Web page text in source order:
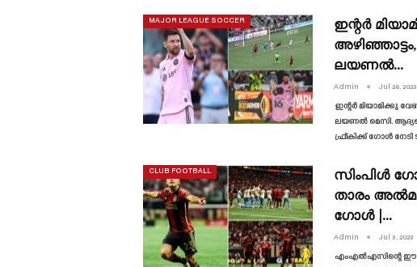
MAJOR LEAGUE SOCCER
ഇന്റർ
ലയണൽ…
Admin Jul 26, 2023
ഇന്റർ മിയാമിക്കു
ലയണൽ മെസി.
ഫ്രീകിക്ക് ഗോൾ നേടി
CLUB FOOTBALL
സിംപിൾ
താരം
ഗോൾ |…
Admin Jul 3, 2023
എംഎൽഎസിന്റെ ഈ